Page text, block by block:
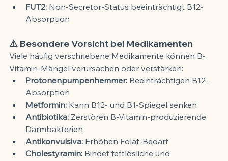
FUT2: Non-Secretor-Status beeinträchtigt B12-
Absorption
⚠️ Besondere Vorsicht bei Medikamenten
Viele häufig verschriebene Medikamente können B-
Vitamin-Mängel verursachen oder verstärken:
Protonenpumpenhemmer: Beeinträchtigen B12-
Absorption
Metformin: Kann B12- und B1-Spiegel senken
Antibiotika: Zerstören B-Vitamin-produzierende
Darmbakterien
Antikonvulsiva: Erhöhen Folat-Bedarf
Cholestyramin: Bindet fettlösliche und